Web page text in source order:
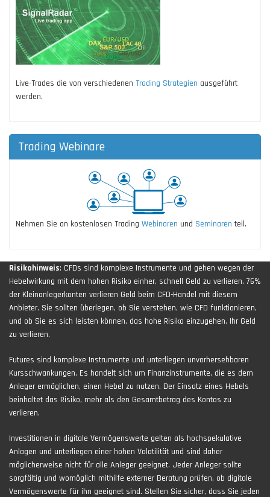
Live-Trades die von verschiedenen Trading Strategien ausgeführt
werden.
Trading Webinare
Nehmen Sie an kostenlosen Trading Webinaren und Seminaren teil.
Risikohinweis: CFDs sind komplexe Instrumente und gehen wegen der
Hebelwirkung mit dem hohen Risiko einher, schnell Geld zu verlieren. 76%
der Kleinanlegerkonten verlieren Geld beim CFD-Handel mit diesem
Anbieter. Sie sollten überlegen, ob Sie verstehen, wie CFD funktionieren,
und ob Sie es sich leisten können, das hohe Risiko einzugehen, Ihr Geld
zu verlieren.
Futures sind komplexe Instrumente und unterliegen unvorhersehbaren
Kursschwankungen. Es handelt sich um Finanzinstrumente, die es dem
Anleger ermöglichen, einen Hebel zu nutzen. Der Einsatz eines Hebels
beinhaltet das Risiko, mehr als den Gesamtbetrag des Kontos zu
verlieren.
Investitionen in digitale Vermögenswerte gelten als hochspekulative
Anlagen und unterliegen einer hohen Volatilität und sind daher
möglicherweise nicht für alle Anleger geeignet. Jeder Anleger sollte
sorgfältig und womöglich mithilfe externer Beratung prüfen, ob digitale
Vermögenswerte für ihn geeignet sind. Stellen Sie sicher, dass Sie jeden